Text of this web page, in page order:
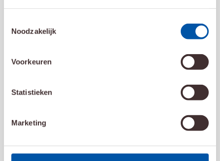
Noodzakelijk
Voorkeuren
Statistieken
Marketing